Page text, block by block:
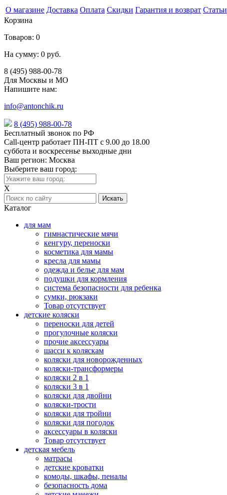
О магазине Доставка Оплата Скидки Гарантия и возврат Статьи
Корзина
Товаров: 0
На сумму: 0 руб.
8 (495) 988-00-78
Для Москвы и МО
Напишите нам:
info@antonchik.ru
8 (495) 988-00-78
Бесплатный звонок по РФ
Call-центр работает ПН-ПТ с 9.00 до 18.00
суббота и воскресенье выходные дни
Ваш регион: Москва
Выберите ваш город:
X
Каталог
для мам
гимнастические мячи
кенгуру, переноски
косметика для мамы
кресла для мамы
одежда и белье для мам
подушки для кормления
система безопасности для ребенка
сумки, рюкзаки
Товар отсутствует
детские коляски
переноски для детей
прогулочные коляски
прочие аксессуары
шасси к коляскам
коляски для новорожденных
коляски-трансформеры
коляски 2 в 1
коляски 3 в 1
коляски для двойни
коляски-трости
коляски для тройни
коляски для погодок
аксессуары в коляски
Товар отсутствует
детская мебель
матрасы
детские кроватки
комоды, шкафы, пеналы
безопасность дома